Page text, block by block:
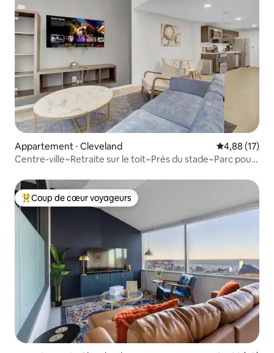
Appartement ⋅ Cleveland Évaluation
4,88 (17)
Centre-ville~Retraite sur le toit~Près du stade~Parc pour
Coups de cœur voyageurs les plus appréciés
Coup de cœur voyageurs